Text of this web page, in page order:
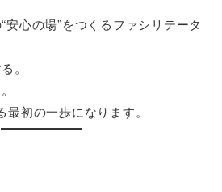
安心の場”をつくるファシリテータ
。
初の一歩になります。